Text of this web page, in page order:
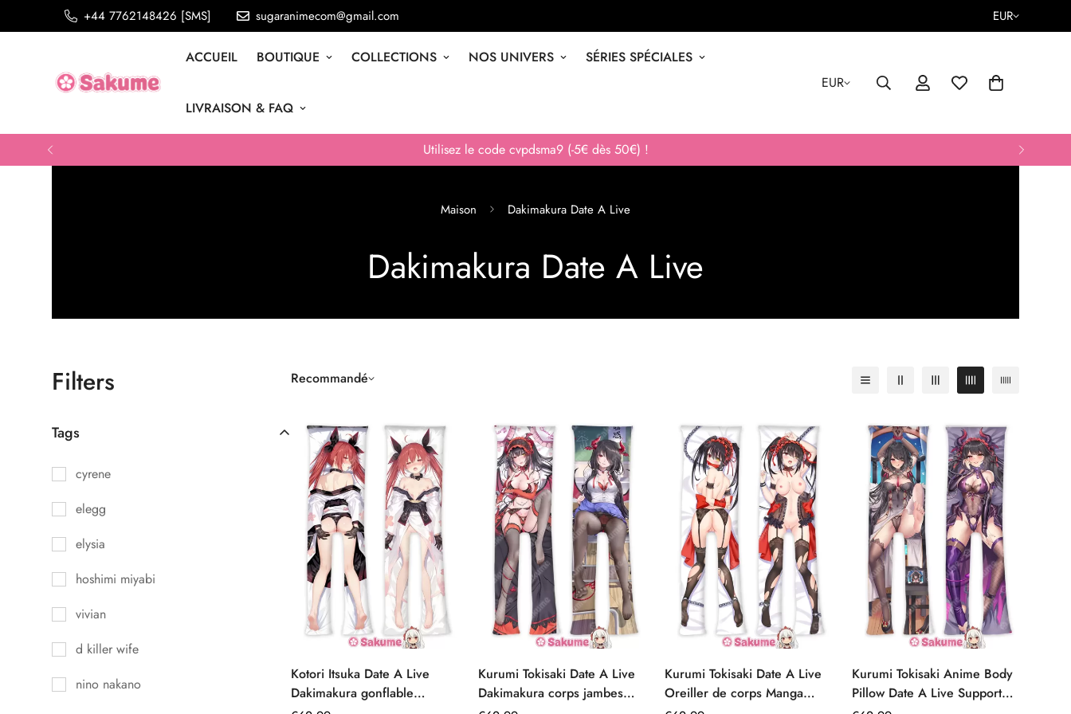
+44 7762148426 [SMS] sugaranimecom@gmail.com EUR
ACCUEIL BOUTIQUE COLLECTIONS NOS UNIVERS SÉRIES SPÉCIALES
LIVRAISON & FAQ
EUR
Utilisez le code cvpdsma9 (-5€ dès 50€) !
Maison Dakimakura Date A Live
Dakimakura Date A Live
Filters
Tags
cyrene
elegg
elysia
hoshimi miyabi
vivian
d killer wife
nino nakano
Recommandé
Kotori Itsuka Date A Live
Dakimakura gonflable
Kurumi Tokisaki Date A Live
Dakimakura corps jambes
Kurumi Tokisaki Date A Live
Oreiller de corps Manga
Kurumi Tokisaki Anime Body
Pillow Date A Live Support